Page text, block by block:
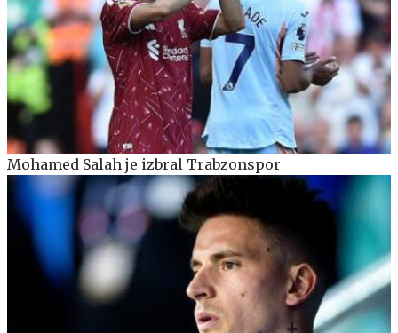
Mohamed Salah je izbral Trabzonspor